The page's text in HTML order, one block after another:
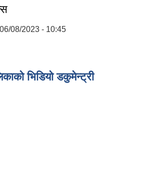
08/2023 - 10:45
भिडियो डकुमेन्ट्री